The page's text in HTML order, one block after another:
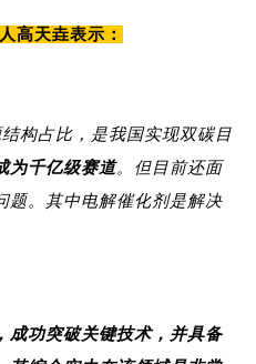
高天垚表示：
构占比，是我国实现双碳目
为千亿级赛道。但目前还面
题。其中电解催化剂是解决
成功突破关键技术，并具备